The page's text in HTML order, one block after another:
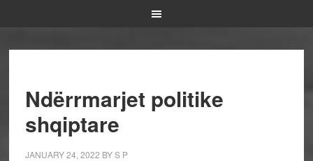
Ndërrmarjet politike
shqiptare
JANUARY 24, 2022 BYS P